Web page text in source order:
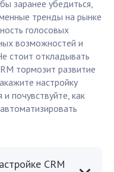
заранее убедиться,
тренды на рынке
голосовых
возможностей и
стоит откладывать
тормозит развитие
настройку
почувствуйте, как
CRM